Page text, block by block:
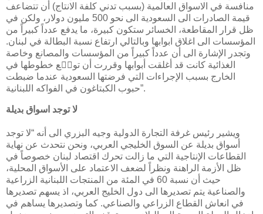
منافسة في الاسواق العالمية (بسبب تدني كلفة الانتاج) أن تتضاعف
قيمة الصادرات الى السعودية الى نحو 500 مليون دولار، ولكن في
ظل قرار المقاطعة، الخسائر ستكون كبيرة، ما يدفع عدداً كبيراً من
المؤسسات الى اغلاق ابوابها وبالتالي ارتفاع نسبة البطالة في لبنان.
وتجدر الإشارة الى أن عدداً كبيراً من المؤسسات والمصانع وخاصة
الغذائية كانت قد أغلقت أبوابها وقررت أن توس٘ع خطوطها في
الخارج بسبب الإجراءات التي فرضتها السعودية عندما ضبطت
حبوب الكبتاغون في الفواكه اللبنانية”.
لا توجد اسواق بديلة
ويشير رئيس غرفة التجارة الدولية وجيه البزري الى أنه “لا توجد
أسواق بديلة عن السوق الخليجي العربي، ونحن نتحدث عن نهاية
القطاعات الإنتاجية التي ما زالت تحرك اقتصاد لبنان خصوصاً في
ظل الأزمة الراهنة ونظراً لضعف الاعتماد على الأسواق المحلية،
حيث أن نسبة 60 في المئة من المنتجات اللبنانية الزراعية
والصناعية يتم تصديرها الى دول الخليج العربي، اذ يسهم تصديرها
في انعاش القطاع الزراعي والصناعي. كما وتصديرها يساهم في